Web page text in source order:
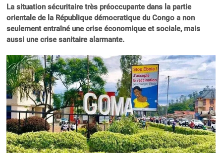
La situation sécuritaire très préoccupante dans la partie
orientale de la République démocratique du Congo a non
seulement entraîné une crise économique et sociale, mais
aussi une crise sanitaire alarmante.